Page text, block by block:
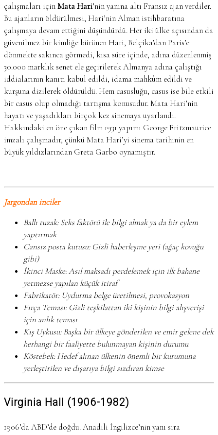
çalışmaları içinMata Hari’nin yanına altı Fransız ajan verdiler.
Bu ajanların öldürülmesi, Hari’nin Alman istihbaratına
çalışmaya devam ettiğini düşündürdü. Her iki ülke açısından da
güvenilmez bir kimliğe bürünen Hari, Belçika’dan Paris’e
dönmekte sakınca görmedi, kısa süre içinde, adına düzenlenmiş
30.000 marklık senet ele geçirilerek Almanya adına çalıştığı
iddialarının kanıtı kabul edildi, idama mahkûm edildi ve
kurşuna dizilerek öldürüldü. Hem casusluğu, casus ise bile etkili
bir casus olup olmadığı tartışma konusudur. Mata Hari’nin
hayatı ve yaşadıkları birçok kez sinemaya uyarlandı.
Hakkındaki en öne çıkan film 1931 yapımı George Fritzmaurice
imzalı çalışmadır, çünkü Mata Hari’yi sinema tarihinin en
büyük yıldızlarından Greta Garbo oynamıştır.
Jargondan inciler
Ballı tuzak: Seks faktörü ile bilgi almak ya da bir eylem
yaptırmak
Cansız posta kutusu: Gizli haberleşme yeri (ağaç kovuğu
gibi)
İkinci Maske: Asıl maksadı perdelemek için ilk bahane
yetmezse yapılan küçük itiraf
Fabrikatör: Uydurma belge üretilmesi, provokasyon
Fırça Teması: Gizli teşkilattan iki kişinin bilgi alışverişi
için anlık teması
Kış Uykusu: Başka bir ülkeye gönderilen ve emir gelene dek
herhangi bir faaliyette bulunmayan kişinin durumu
Köstebek: Hedef alınan ülkenin önemli bir kurumuna
yerleştirilen ve dışarıya bilgi sızdıran kimse
Virginia Hall (1906-1982)
1906’da ABD’de doğdu. Anadili İngilizce’nin yanı sıra